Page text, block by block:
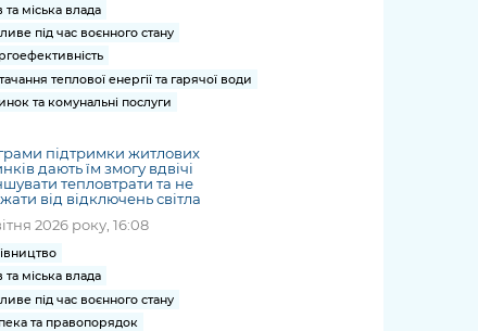
та міська влада
під час воєнного стану
теплової енергії та гарячої води
та комунальні послуги
підтримки житлових
дають їм змогу вдвічі
тепловтрати та не
від відключень світла
2026 року, 16:08
та міська влада
під час воєнного стану
та правопорядок